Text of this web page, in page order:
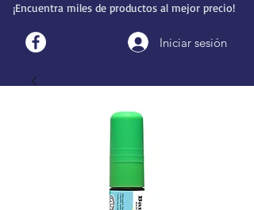
¡Encuentra miles de productos al mejor precio!
Iniciar sesión